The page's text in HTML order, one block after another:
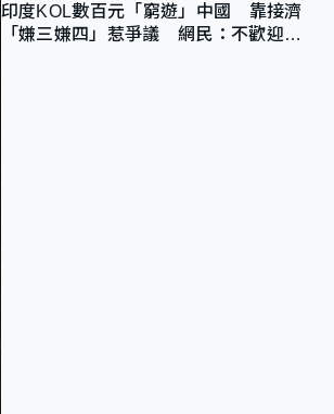
印度KOL數百元「窮遊」中國 靠接濟
「嫌三嫌四」惹爭議 網民：不歡迎劣